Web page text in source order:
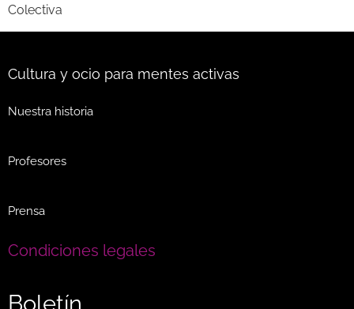
Colectiva
Cultura y ocio para mentes activas
Nuestra historia
Profesores
Prensa
Condiciones legales
Boletín